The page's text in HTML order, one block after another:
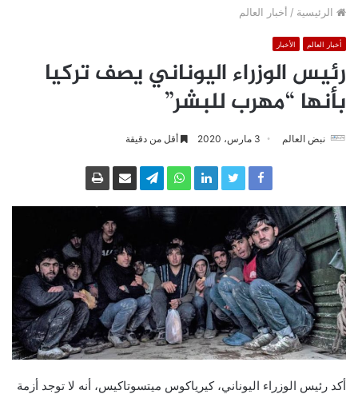
الرئيسية / أخبار العالم
أخبار العالم الأخبار
رئيس الوزراء اليوناني يصف تركيا
بأنها “مهرب للبشر”
نبض العالم 3 مارس، 2020 أقل من دقيقة
أكد رئيس الوزراء اليوناني، كيرياكوس ميتسوتاكيس، أنه لا توجد أزمة